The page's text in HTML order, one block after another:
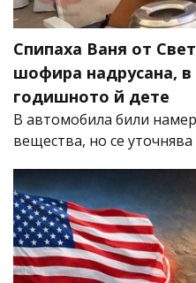
Спипаха Ваня от
шофира надрусана,
годишното й дете
В автомобила били
вещества, но се